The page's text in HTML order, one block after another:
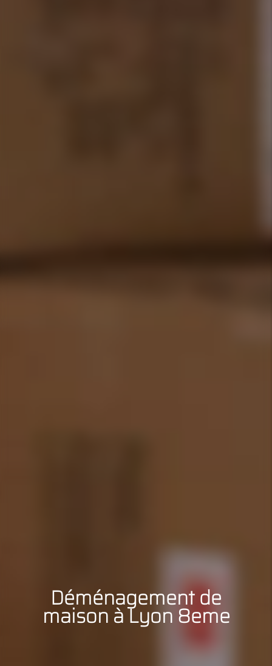
Déménagement de
maison à Lyon 8eme